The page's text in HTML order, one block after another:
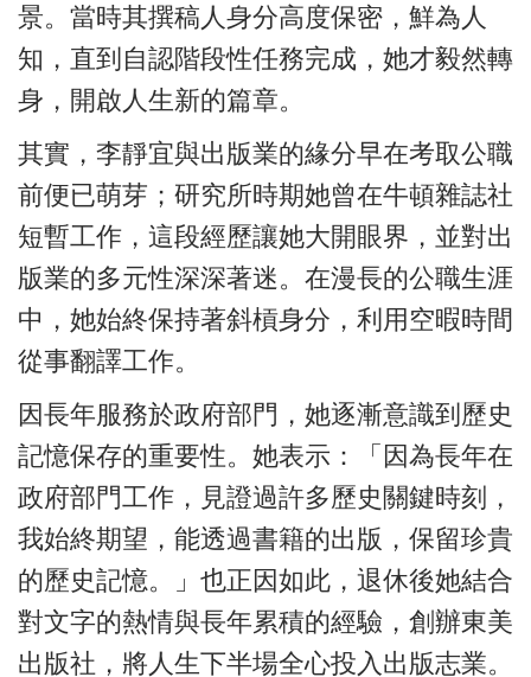
景。當時其撰稿人身分高度保密，鮮為人
知，直到自認階段性任務完成，她才毅然轉
身，開啟人生新的篇章。
其實，李靜宜與出版業的緣分早在考取公職
前便已萌芽；研究所時期她曾在牛頓雜誌社
短暫工作，這段經歷讓她大開眼界，並對出
版業的多元性深深著迷。在漫長的公職生涯
中，她始終保持著斜槓身分，利用空暇時間
從事翻譯工作。
因長年服務於政府部門，她逐漸意識到歷史
記憶保存的重要性。她表示：「因為長年在
政府部門工作，見證過許多歷史關鍵時刻，
我始終期望，能透過書籍的出版，保留珍貴
的歷史記憶。」也正因如此，退休後她結合
對文字的熱情與長年累積的經驗，創辦東美
出版社，將人生下半場全心投入出版志業。